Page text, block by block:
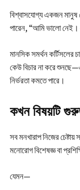
বিশ্বাসযোগ্য একজন মানুষ
পারেন, “আমি ভালো
মানসিক সমর্থন কর্টিসলের
কেউ বিচার না করে
নির্ভরতা কমতে পারে।
কখন বিষয়টি
সব মনখারাপ নিজের
মনোরোগ বিশেষজ্ঞ বা
যেমন—